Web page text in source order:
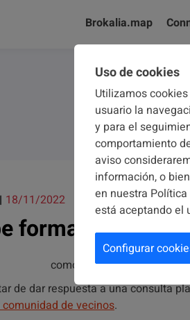
Brokalia.map
El
18/11/2022
formar una
de dar respuesta a una consulta
de vecinos.
Uso de cookies
Utilizamos
usuario la
y para el
comportamiento
aviso
información, o
en nuestra Política
está aceptando el
Configurar